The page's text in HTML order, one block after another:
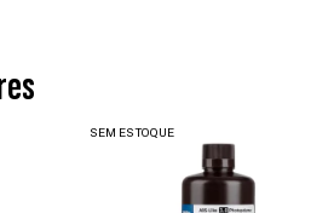
SEM ESTOQUE